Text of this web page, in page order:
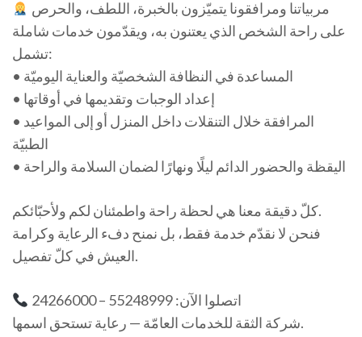
على راحة الشخص الذي يعتنون به، ويقدّمون خدمات شاملة
تشمل:
• المساعدة في النظافة الشخصيّة والعناية اليوميّة
• إعداد الوجبات وتقديمها في أوقاتها
• المرافقة خلال التنقلات داخل المنزل أو إلى المواعيد
الطبيّة
• اليقظة والحضور الدائم ليلًا ونهارًا لضمان السلامة والراحة
كلّ دقيقة معنا هي لحظة راحة واطمئنان لكم ولأحبّائكم.
فنحن لا نقدّم خدمة فقط، بل نمنح دفء الرعاية وكرامة
العيش في كلّ تفصيل.
اتصلوا الآن: 55248999 – 24266000
شركة الثقة للخدمات العامّة — رعاية تستحق اسمها.